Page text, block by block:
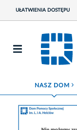
UŁATWIENIA DOSTĘPU
NASZ DOM ROZWIŃ MENU